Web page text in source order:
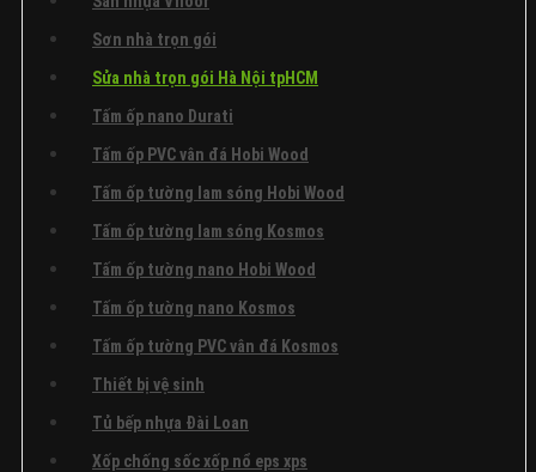
Sơn nhà trọn gói
Sửa nhà trọn gói Hà Nội tpHCM
Tấm ốp nano Durati
Tấm ốp PVC vân đá Hobi Wood
Tấm ốp tường lam sóng Hobi Wood
Tấm ốp tường lam sóng Kosmos
Tấm ốp tường nano Hobi Wood
Tấm ốp tường nano Kosmos
Tấm ốp tường PVC vân đá Kosmos
Thiết bị vệ sinh
Tủ bếp nhựa Đài Loan
Xốp chống sốc xốp nổ eps xps